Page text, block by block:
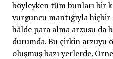
böyleyken tüm bunları bir
vurguncu mantığıyla
hâlde para alma arzusu da
durumda. Bu çirkin arzuyu
oluşmuş bazı yerlerde.